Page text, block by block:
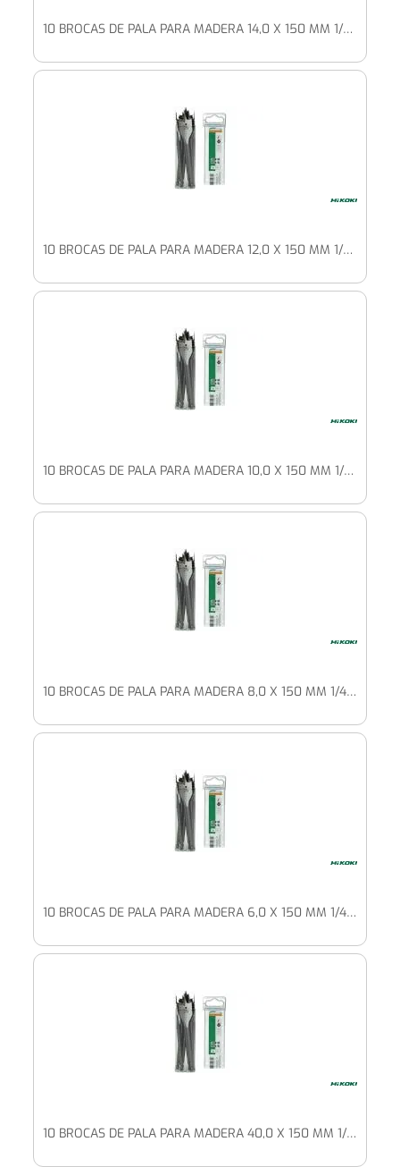
10 BROCAS DE PALA PARA MADERA 14,0 X 150 MM 1/4" HEXAGONAL
10 BROCAS DE PALA PARA MADERA 12,0 X 150 MM 1/4" HEXAGONAL
10 BROCAS DE PALA PARA MADERA 10,0 X 150 MM 1/4" HEXAGONAL
10 BROCAS DE PALA PARA MADERA 8,0 X 150 MM 1/4" HEXAGONAL
10 BROCAS DE PALA PARA MADERA 6,0 X 150 MM 1/4" HEXAGONAL
10 BROCAS DE PALA PARA MADERA 40,0 X 150 MM 1/4" HEXAGONAL